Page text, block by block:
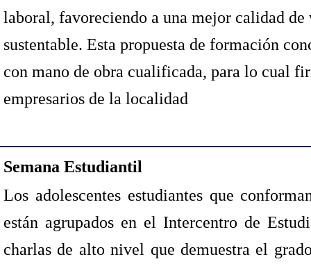
laboral, favoreciendo a una mejor calidad
sustentable. Esta propuesta de formación
con mano de obra cualificada, para lo cual
empresarios de la localidad
Semana Estudiantil
Los adolescentes estudiantes que
están agrupados en el Intercentro de
charlas de alto nivel que demuestra el